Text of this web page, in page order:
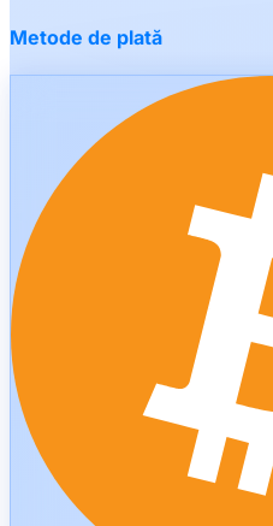
Metode de plată